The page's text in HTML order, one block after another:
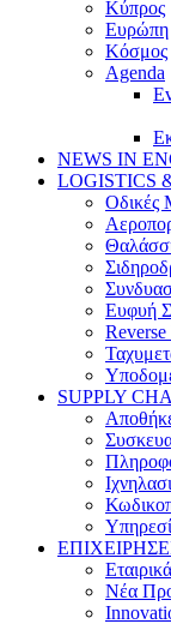
Κύπρος
Ευρώπη
Κόσμος
Agenda
NEWS IN
Οδικές
Ευφυή
SUPPLY
Νέα